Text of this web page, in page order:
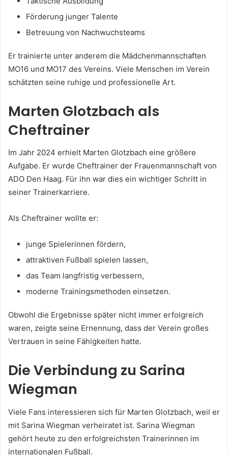
Förderung junger Talente
Betreuung von Nachwuchsteams
Er trainierte unter anderem die Mädchenmannschaften
MO16 und MO17 des Vereins. Viele Menschen im Verein
schätzten seine ruhige und professionelle Art.
Marten Glotzbach als
Cheftrainer
Im Jahr 2024 erhielt Marten Glotzbach eine größere
Aufgabe. Er wurde Cheftrainer der Frauenmannschaft von
ADO Den Haag. Für ihn war dies ein wichtiger Schritt in
seiner Trainerkarriere.
Als Cheftrainer wollte er:
junge Spielerinnen fördern,
attraktiven Fußball spielen lassen,
das Team langfristig verbessern,
moderne Trainingsmethoden einsetzen.
Obwohl die Ergebnisse später nicht immer erfolgreich
waren, zeigte seine Ernennung, dass der Verein großes
Vertrauen in seine Fähigkeiten hatte.
Die Verbindung zu Sarina
Wiegman
Viele Fans interessieren sich für Marten Glotzbach, weil er
mit Sarina Wiegman verheiratet ist. Sarina Wiegman
gehört heute zu den erfolgreichsten Trainerinnen im
internationalen Fußball.